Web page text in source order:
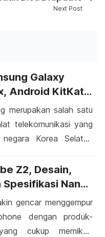
Next Post
Galaxy
Android KitKat
MP
merupakan salah satu
telekomunikasi yang
Korea Selatan
sebuah alat
yang akan
Produsen yang sangat
terkenal dengan
Z2, Desain,
Spesifikasi Nan
gencar menggempur
dengan produk-
cukup memikat.